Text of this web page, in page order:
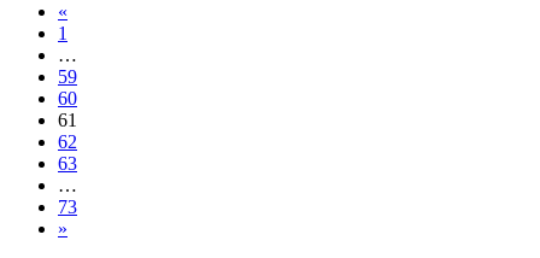
«
1
…
59
60
61
62
63
…
73
»